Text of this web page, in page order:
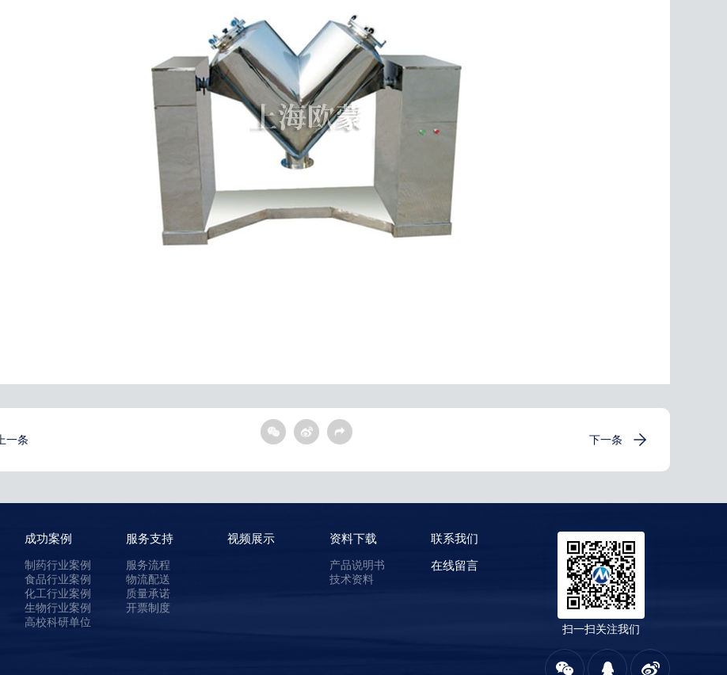
上一条 下一条
成功案例
制药行业案例
食品行业案例
化工行业案例
生物行业案例
高校科研单位
服务支持
服务流程
物流配送
质量承诺
开票制度
视频展示 资料下载
产品说明书
技术资料
联系我们
在线留言
扫一扫关注我们